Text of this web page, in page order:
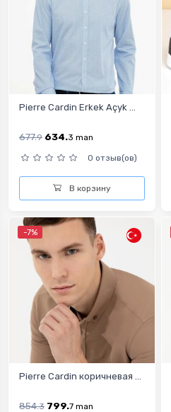
Pierre Cardin Erkek Açyk ...
677.9 634.3 man
0 отзыв(ов)
В корзину
-7%
Pierre Cardin коричневая ...
854.3 799.7 man